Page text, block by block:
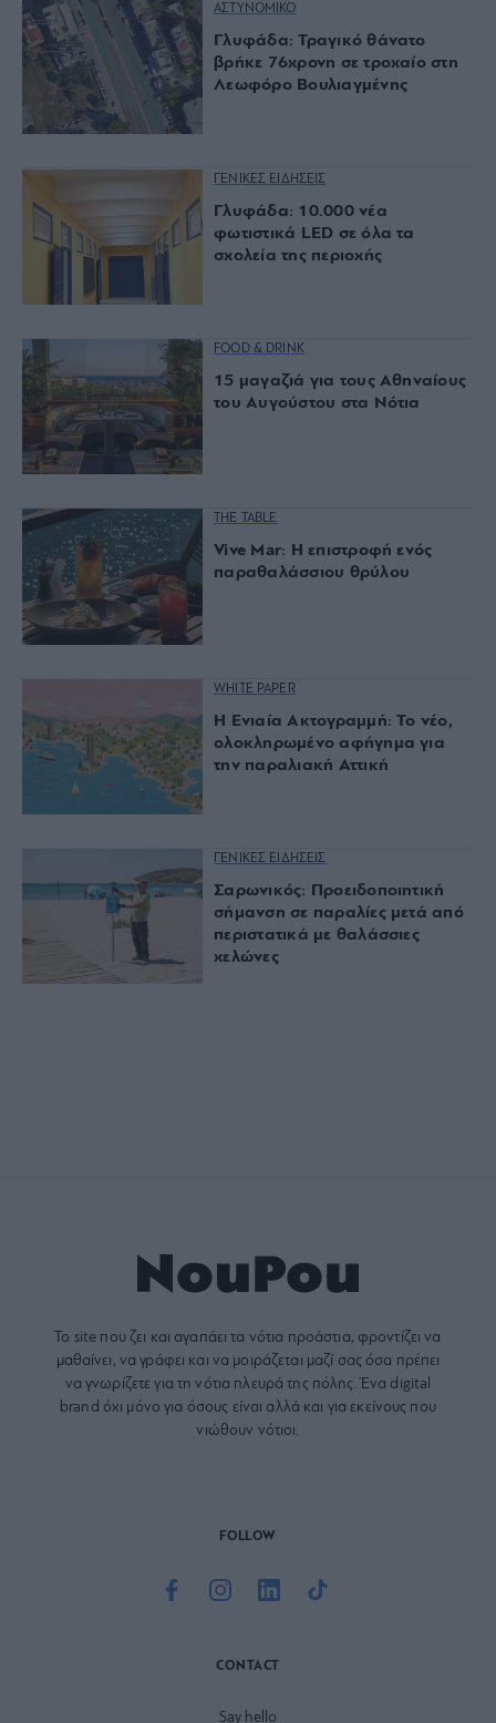
ΑΣΤΥΝΟΜΙΚΟ
Γλυφάδα: Τραγικό θάνατο
βρήκε 76χρονη σε τροχαίο στη
Λεωφόρο Βουλιαγμένης
ΓΕΝΙΚΕΣ ΕΙΔΗΣΕΙΣ
Γλυφάδα: 10.000 νέα
φωτιστικά LED σε όλα τα
σχολεία της περιοχής
FOOD & DRINK
15 μαγαζιά για τους Αθηναίους
του Αυγούστου στα Νότια
THE TABLE
Vive Mar: Η επιστροφή ενός
παραθαλάσσιου θρύλου
WHITE PAPER
Η Ενιαία Ακτογραμμή: Το νέο,
ολοκληρωμένο αφήγημα για
την παραλιακή Αττική
ΓΕΝΙΚΕΣ ΕΙΔΗΣΕΙΣ
Σαρωνικός: Προειδοποιητική
σήμανση σε παραλίες μετά από
περιστατικά με θαλάσσιες
χελώνες
Το site που ζει και αγαπάει τα νότια προάστια, φροντίζει να
μαθαίνει, να γράφει και να μοιράζεται μαζί σας όσα πρέπει
να γνωρίζετε για τη νότια πλευρά της πόλης. Ένα digital
brand όχι μόνο για όσους είναι αλλά και για εκείνους που
νιώθουν νότιοι.
FOLLOW
CONTACT
Say hello